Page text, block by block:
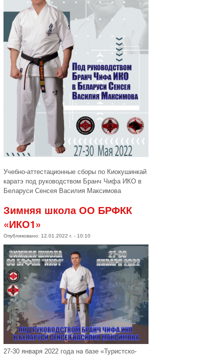
Учебно-аттестационные сборы по Киокушинкай
каратэ под руководством Бранч Чифа ИКО в
Беларуси Сенсея Василия Максимова
Зимняя школа ОО БРФКК
«ИКО1»
Опубликовано: 12.01.2022 г. - 10:10
27-30 января 2022 года на базе «Туристско-